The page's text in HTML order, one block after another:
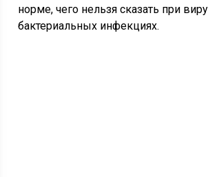
норме, чего нельзя сказать при
бактериальных инфекциях.